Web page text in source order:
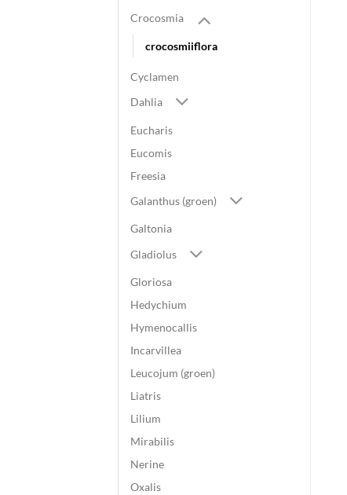
Crocosmia
crocosmiiflora
Cyclamen
Dahlia
Eucharis
Eucomis
Freesia
Galanthus (groen)
Galtonia
Gladiolus
Gloriosa
Hedychium
Hymenocallis
Incarvillea
Leucojum (groen)
Liatris
Lilium
Mirabilis
Nerine
Oxalis